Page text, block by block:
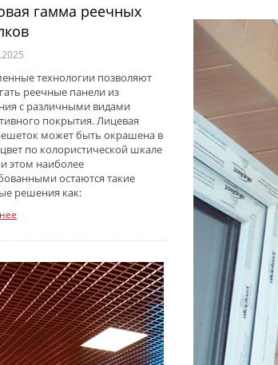
гамма реечных
технологии позволяют
реечные панели из
с различными видами
покрытия. Лицевая
может быть окрашена в
по колористической шкале
этом наиболее
остаются такие
решения как: